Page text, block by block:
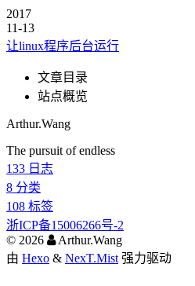
2017
11-13
让linux程序后台运行
文章目录
站点概览
Arthur.Wang
The pursuit of endless
133 日志
8 分类
108 标签
浙ICP备15006266号-2
© 2026
Arthur.Wang
由 Hexo & NexT.Mist 强力驱动